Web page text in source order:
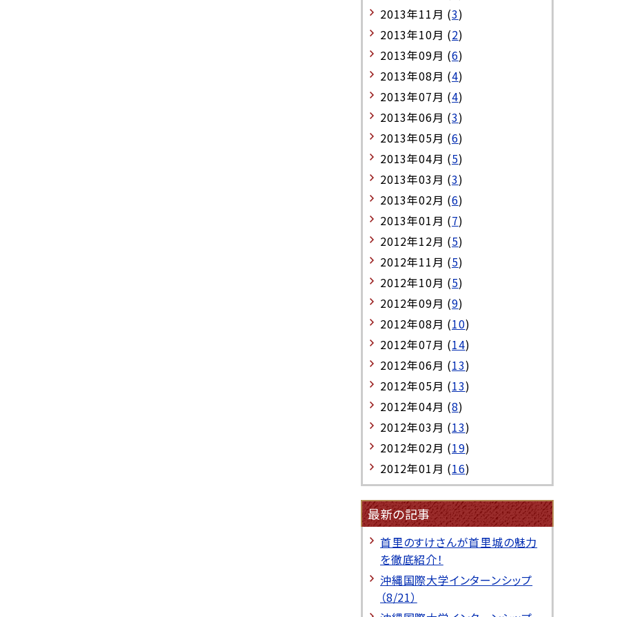
2013年11月 (3)
2013年10月 (2)
2013年09月 (6)
2013年08月 (4)
2013年07月 (4)
2013年06月 (3)
2013年05月 (6)
2013年04月 (5)
2013年03月 (3)
2013年02月 (6)
2013年01月 (7)
2012年12月 (5)
2012年11月 (5)
2012年10月 (5)
2012年09月 (9)
2012年08月 (10)
2012年07月 (14)
2012年06月 (13)
2012年05月 (13)
2012年04月 (8)
2012年03月 (13)
2012年02月 (19)
2012年01月 (16)
最新の記事
首里のすけさんが首里城の魅力
を徹底紹介！
沖縄国際大学インターンシップ
（8/21）